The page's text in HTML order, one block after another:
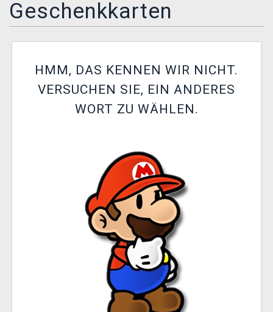
XZONE CLUB
Geschenkkarten
HMM, DAS KENNEN WIR NICHT.
VERSUCHEN SIE, EIN ANDERES
WORT ZU WÄHLEN.